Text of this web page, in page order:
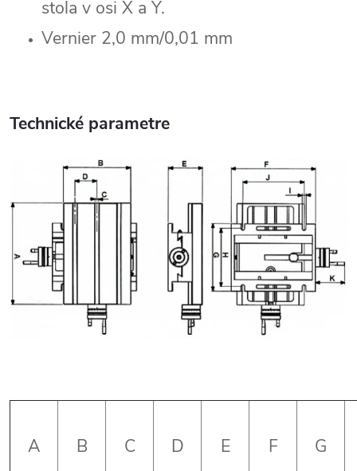
stola v osi X a Y.
Vernier 2,0 mm/0,01 mm
Technické parametre
A B C D E F G